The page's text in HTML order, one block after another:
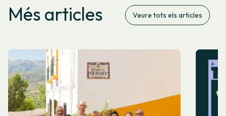
Més articles Veure tots els articles